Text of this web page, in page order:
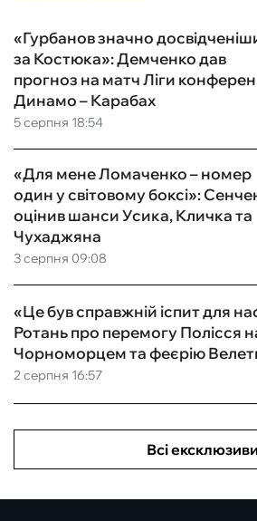
5 серпня 18:54
«Гурбанов значно
за Костюка»: Демченко дав
прогноз на матч Ліги
Динамо – Карабах
3 серпня 09:08
«Для мене Ломаченко – номер
один у світовому боксі»:
оцінив шанси Усика, Кличка та
Чухаджяна
2 серпня 16:57
«Це був справжній іспит для
Ротань про перемогу Полісся
Чорноморцем та феєрію
Всі ексклюзиви